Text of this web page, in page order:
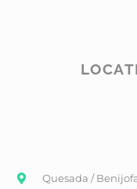
Quesada /